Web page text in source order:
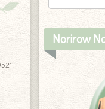
Norirow